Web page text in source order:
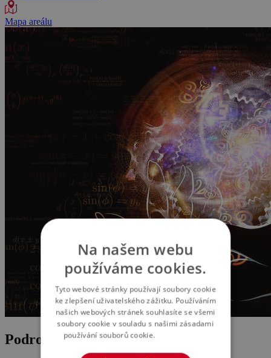
Mapa areálu
Podrobnosti o akci
Na našem webu
používáme cookies.
Tyto webové stránky používají soubory cookie
ke zlepšení uživatelského zážitku. Používáním
našich webových stránek souhlasíte se všemi
soubory cookie v souladu s našimi zásadami
používání souborů cookie.